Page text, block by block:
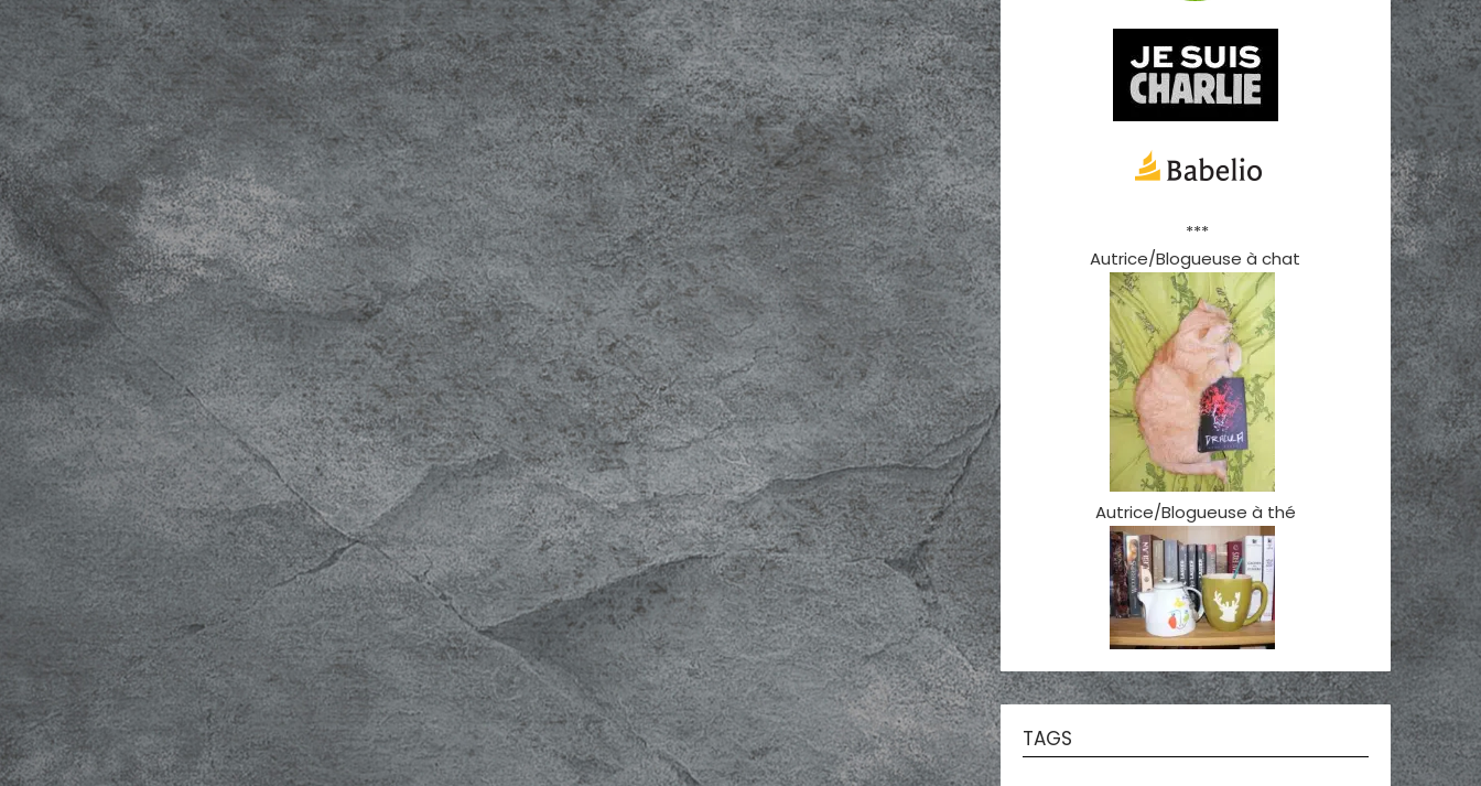
***
Autrice/Blogueuse à chat
Autrice/Blogueuse à thé
TAGS